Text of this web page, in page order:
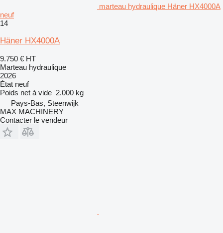
marteau hydraulique Häner HX4000A
neuf
14
Häner HX4000A
9.750 € HT
Marteau hydraulique
2026
État neuf
Poids net à vide 2.000 kg
Pays-Bas, Steenwijk
MAX MACHINERY
Contacter le vendeur